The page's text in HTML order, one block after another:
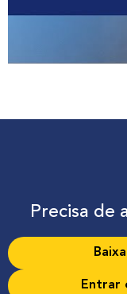
Precisa de
Entrar